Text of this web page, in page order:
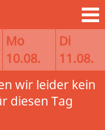
Mo
10.08.
Di
11.08.
wir leider kein
diesen Tag